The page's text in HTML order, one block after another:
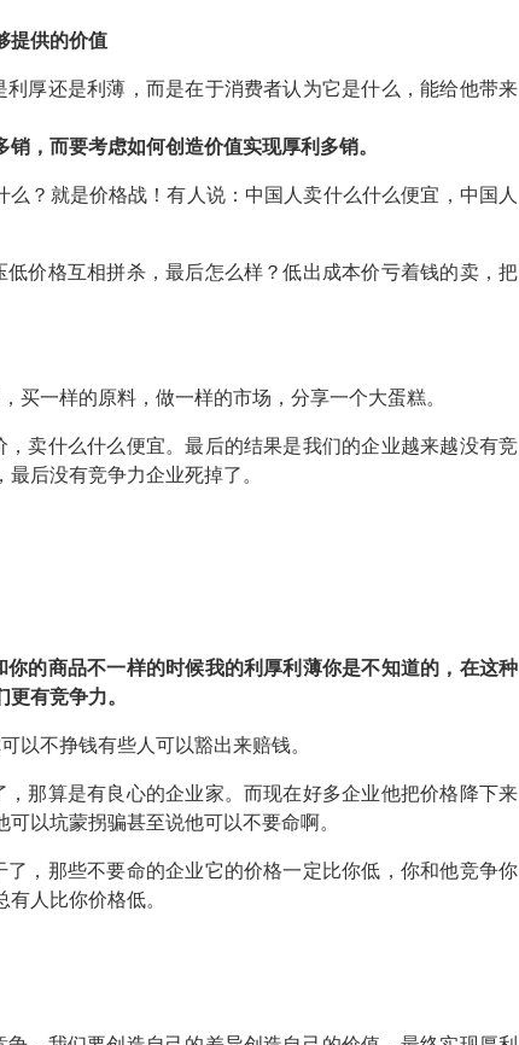
提供的价值
厚还是利薄，而是在于消费者认为它是什么，能给他带来
，而要考虑如何创造价值实现厚利多销。
？就是价格战！有人说：中国人卖什么什么便宜，中国人
价格互相拼杀，最后怎么样？低出成本价亏着钱的卖，把
买一样的原料，做一样的市场，分享一个大蛋糕。
卖什么什么便宜。最后的结果是我们的企业越来越没有竞
后没有竞争力企业死掉了。
的商品不一样的时候我的利厚利薄你是不知道的，在这种
有竞争力。
以不挣钱有些人可以豁出来赔钱。
那算是有良心的企业家。而现在好多企业他把价格降下来
以坑蒙拐骗甚至说他可以不要命啊。
，那些不要命的企业它的价格一定比你低，你和他竞争你
人比你价格低。